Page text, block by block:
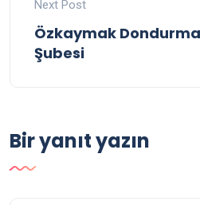
Next Post
Özkaymak
Şubesi
Bir yanıt yazın